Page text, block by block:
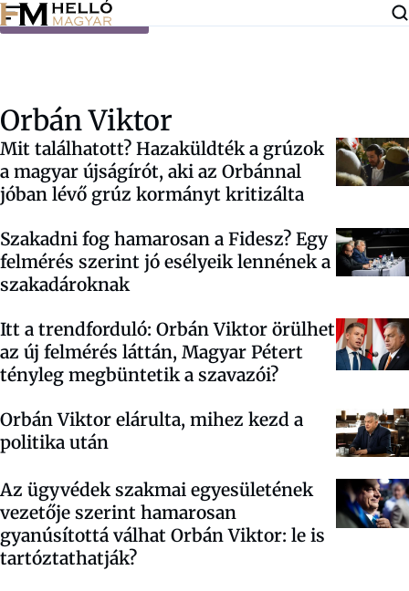
Ugrás a tartalomra
Orbán Viktor
Mit találhatott? Hazaküldték a grúzok
a magyar újságírót, aki az Orbánnal
jóban lévő grúz kormányt kritizálta
Szakadni fog hamarosan a Fidesz? Egy
felmérés szerint jó esélyeik lennének a
szakadároknak
Itt a trendforduló: Orbán Viktor örülhet
az új felmérés láttán, Magyar Pétert
tényleg megbüntetik a szavazói?
Orbán Viktor elárulta, mihez kezd a
politika után
Az ügyvédek szakmai egyesületének
vezetője szerint hamarosan
gyanúsítottá válhat Orbán Viktor: le is
tartóztathatják?